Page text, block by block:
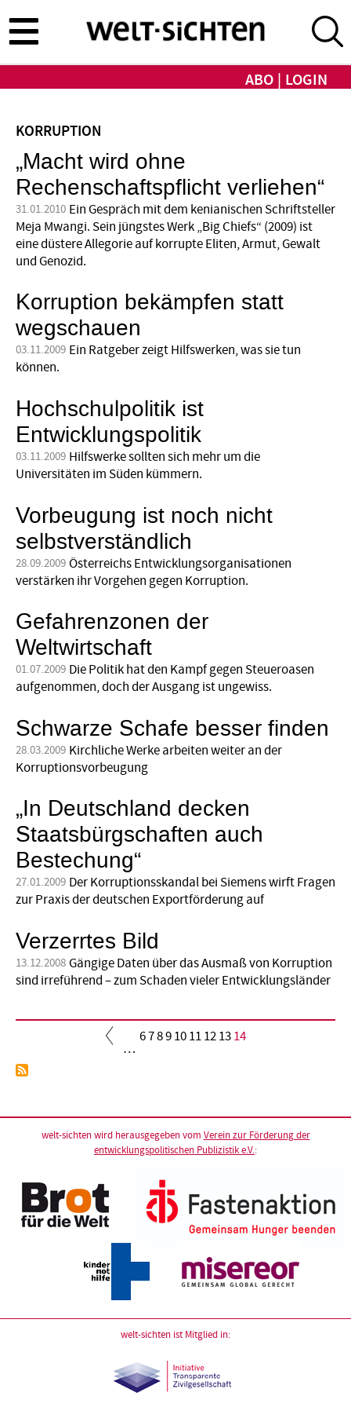
zum
Inhalt
ABO LOGIN
KORRUPTION
„Macht wird ohne
Rechenschaftspflicht verliehen“
31.01.2010 Ein Gespräch mit dem kenianischen Schriftsteller
Meja Mwangi. Sein jüngstes Werk „Big Chiefs“ (2009) ist
eine düstere Allegorie auf korrupte Eliten, Armut, Gewalt
und Genozid.
Korruption bekämpfen statt
wegschauen
03.11.2009 Ein Ratgeber zeigt Hilfswerken, was sie tun
können.
Hochschulpolitik ist
Entwicklungspolitik
03.11.2009 Hilfswerke sollten sich mehr um die
Universitäten im Süden kümmern.
Vorbeugung ist noch nicht
selbstverständlich
28.09.2009 Österreichs Entwicklungsorganisationen
verstärken ihr Vorgehen gegen Korruption.
Gefahrenzonen der
Weltwirtschaft
01.07.2009 Die Politik hat den Kampf gegen Steuer­oasen
aufgenommen, doch der Ausgang ist ungewiss.
Schwarze Schafe besser finden
28.03.2009 Kirchliche Werke arbeiten weiter an der
Korruptionsvorbeugung
„In Deutschland decken
Staatsbürgschaften auch
Bestechung“
27.01.2009 Der Korruptionsskandal bei Siemens wirft Fragen
zur Praxis der deutschen Exportförderung auf
Verzerrtes Bild
13.12.2008 Gängige Daten über das Ausmaß von Korruption
sind irreführend – zum Schaden vieler Entwicklungsländer
Seitennummerierung
…
Seite
6Seite
7Seite
8Seite
9Seite
10Seite
11Seite
12Seite
13Aktuelle
14
welt-sichten wird herausgegeben vom Verein zur Förderung der
entwicklungspolitischen Publizistik e.V.:
welt-sichten ist Mitglied in: